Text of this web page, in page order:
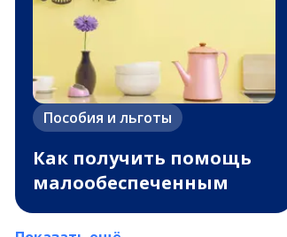
Пособия и льготы
Как получить помощь
малообеспеченным